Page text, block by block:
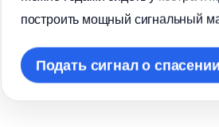
построить мощный сигнальный
Подать сигнал о